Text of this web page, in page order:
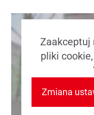
Zaakceptuj
pliki
Zmiana